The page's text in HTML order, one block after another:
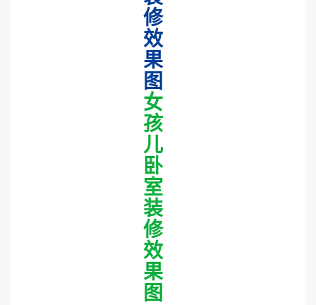
修
效
果
图
女
孩
儿
卧
室
装
修
效
果
图